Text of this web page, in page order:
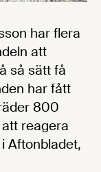
har flera
att
så sätt få
har fått
800
reagera
Aftonbladet,